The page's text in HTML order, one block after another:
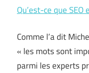
Qu’est-ce que SEO
Comme l’a dit
« les mots sont
parmi les experts